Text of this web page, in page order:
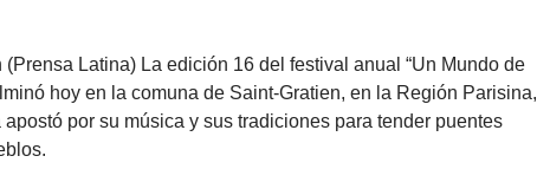
(Prensa Latina) La edición 16 del festival anual “Un Mundo de
hoy en la comuna de Saint-Gratien, en la Región Parisina,
por su música y sus tradiciones para tender puentes